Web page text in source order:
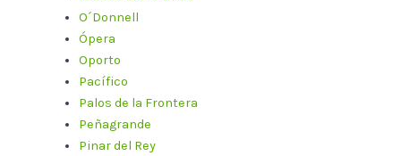
O´Donnell
Ópera
Oporto
Pacífico
Palos de la Frontera
Peñagrande
Pinar del Rey